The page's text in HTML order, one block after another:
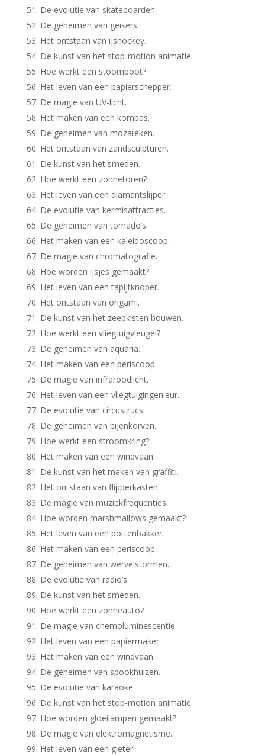
De evolutie van skateboarden.
De geheimen van geisers.
Het ontstaan van ijshockey.
De kunst van het stop-motion animatie.
Hoe werkt een stoomboot?
Het leven van een papierschepper.
De magie van UV-licht.
Het maken van een kompas.
De geheimen van mozaïeken.
Het ontstaan van zandsculpturen.
De kunst van het smeden.
Hoe werkt een zonnetoren?
Het leven van een diamantslijper.
De evolutie van kermisattracties.
De geheimen van tornado’s.
Het maken van een kaleidoscoop.
De magie van chromatografie.
Hoe worden ijsjes gemaakt?
Het leven van een tapijtknoper.
Het ontstaan van origami.
De kunst van het zeepkisten bouwen.
Hoe werkt een vliegtuigvleugel?
De geheimen van aquaria.
Het maken van een periscoop.
De magie van infraroodlicht.
Het leven van een vliegtuigingenieur.
De evolutie van circustrucs.
De geheimen van bijenkorven.
Hoe werkt een stroomkring?
Het maken van een windvaan.
De kunst van het maken van graffiti.
Het ontstaan van flipperkasten.
De magie van muziekfrequenties.
Hoe worden marshmallows gemaakt?
Het leven van een pottenbakker.
Het maken van een periscoop.
De geheimen van wervelstormen.
De evolutie van radio’s.
De kunst van het smeden.
Hoe werkt een zonneauto?
De magie van chemoluminescentie.
Het leven van een papiermaker.
Het maken van een windvaan.
De geheimen van spookhuizen.
De evolutie van karaoke.
De kunst van het stop-motion animatie.
Hoe worden gloeilampen gemaakt?
De magie van elektromagnetisme.
Het leven van een gieter.